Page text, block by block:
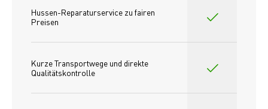
Hussen-Reparaturservice zu fairen
Preisen​
Kurze Transportwege und direkte
Qualitätskontrolle